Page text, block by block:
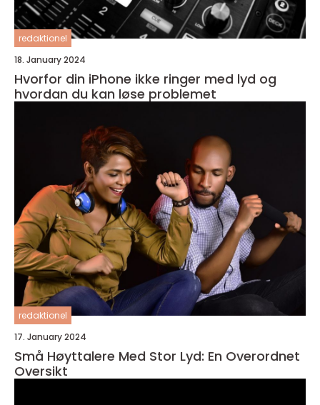
redaktionel
18. January 2024
Hvorfor din iPhone ikke ringer med lyd og
hvordan du kan løse problemet
redaktionel
17. January 2024
Små Høyttalere Med Stor Lyd: En Overordnet
Oversikt